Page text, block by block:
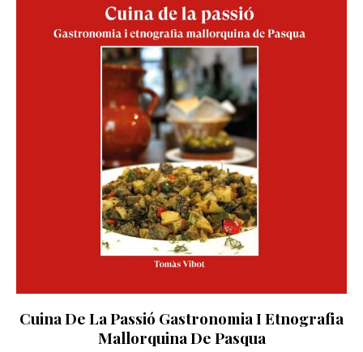
Cuina De La Passió Gastronomia I Etnografia
Mallorquina De Pasqua